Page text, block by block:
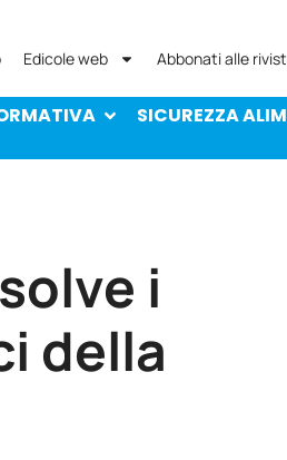
Edicole web Abbonati alle
SICUREZZA
i
della